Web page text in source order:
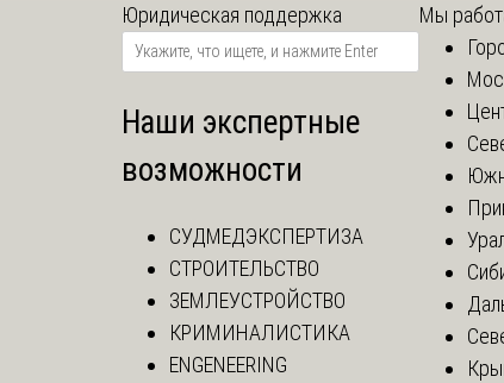
Юридическая поддержка
Наши экспертные
возможности
СУДМЕДЭКСПЕРТИЗА
СТРОИТЕЛЬСТВО
ЗЕМЛЕУСТРОЙСТВО
КРИМИНАЛИСТИКА
ENGENEERING
Мы